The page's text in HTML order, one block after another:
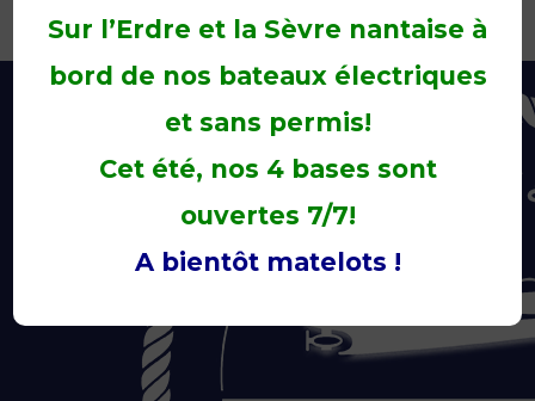
Sur l’Erdre et la Sèvre nantaise à
bord de nos bateaux électriques
et sans permis!
Cet été, nos 4 bases sont
ouvertes 7/7!
A bientôt matelots !